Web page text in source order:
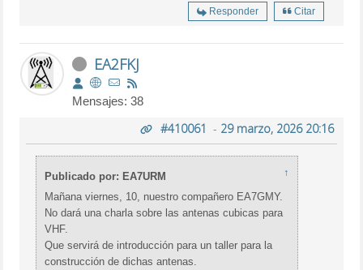
Responder Citar
EA2FKJ
Mensajes: 38
#410061 - 29 marzo, 2026 20:16
Publicado por: EA7URM
↑
Mañana viernes, 10, nuestro compañero EA7GMY.
No dará una charla sobre las antenas cubicas para
VHF.
Que servirá de introducción para un taller para la
construcción de dichas antenas.